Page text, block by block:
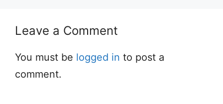
Leave a Comment
You must be logged in to post a
comment.